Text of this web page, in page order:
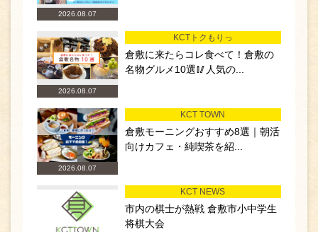
2026.08.07
2026.08.07
KCTトクもりっ
倉敷に来たらコレ食べて！倉敷の
名物グルメ10選🥢人気の...
2026.08.07
KCT TOWN
倉敷モーニングおすすめ8選｜朝活
向けカフェ・純喫茶を紹...
KCT NEWS
市内の棋士が熱戦 倉敷市小中学生
将棋大会